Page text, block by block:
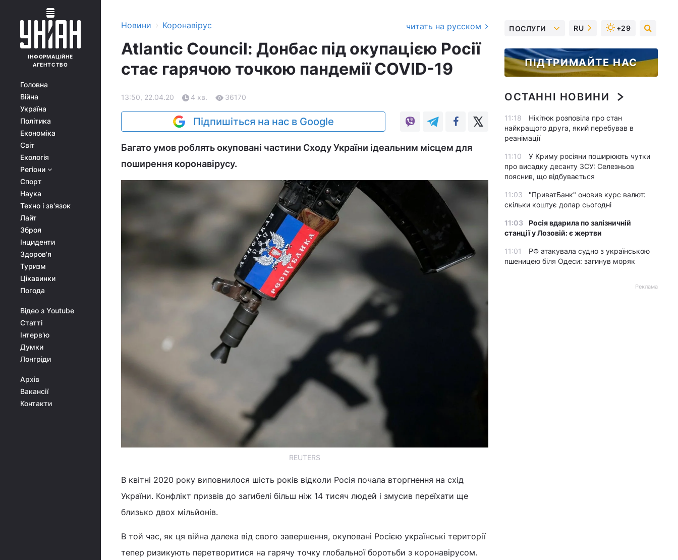
ІНФОРМАЦІЙНЕ
АГЕНТСТВО
Головна
Війна
Україна
Політика
Економіка
Світ
Екологія
Регіони
Спорт
Наука
Техно і зв'язок
Лайт
Зброя
Інциденти
Здоров'я
Туризм
Цікавинки
Погода
Відео з Youtube
Статті
Інтерв'ю
Думки
Лонгріди
Архів
Вакансії
Контакти
Новини › Коронавірус читать на русском
Atlantic Council: Донбас під окупацією Росії
стає гарячою точкою пандемії COVID-19
13:50, 22.04.20 4 хв. 36170
Підпишіться на нас в Google
Багато умов роблять окуповані частини Сходу України ідеальним місцем для
поширення коронавірусу.
REUTERS
В квітні 2020 року виповнилося шість років відколи Росія почала вторгнення на схід
України. Конфлікт призвів до загибелі більш ніж 14 тисяч людей і змусив переїхати ще
близько двох мільйонів.
В той час, як ця війна далека від свого завершення, окуповані Росією українські території
тепер ризикують перетворитися на гарячу точку глобальної боротьби з коронавірусом.
ПОСЛУГИ RU +29
ПІДТРИМАЙТЕ НАС
ОСТАННІ НОВИНИ
11:18
Нікітюк розповіла про стан
найкращого друга, який перебував в
реанімації
11:10
У Криму росіяни поширюють чутки
про висадку десанту ЗСУ: Селезньов
пояснив, що відбувається
11:03
"ПриватБанк" оновив курс валют:
скільки коштує долар сьогодні
11:03
Росія вдарила по залізничній
станції у Лозовій: є жертви
11:01
РФ атакувала судно з українською
пшеницею біля Одеси: загинув моряк
Реклама